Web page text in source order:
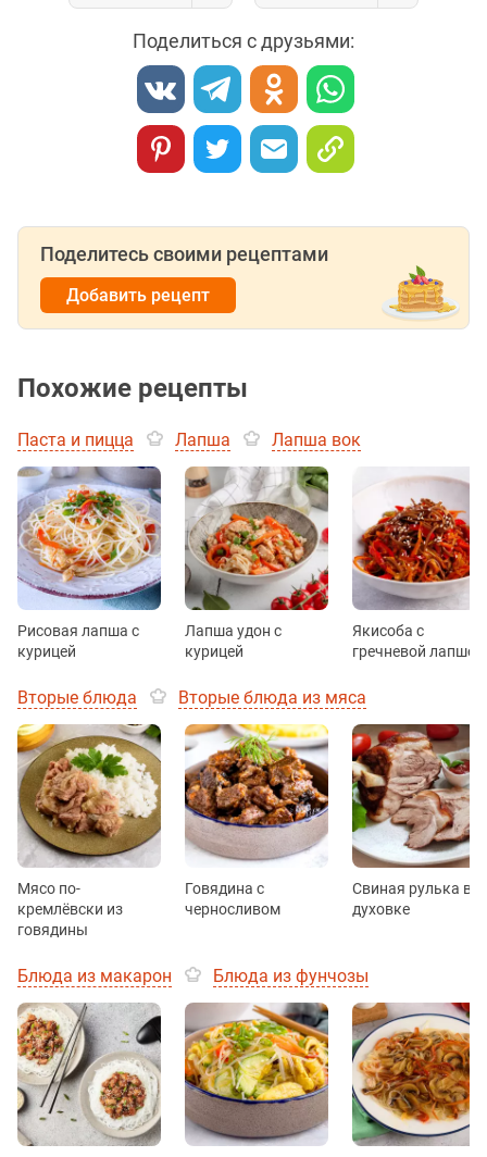
Поделиться с друзьями:
Поделитесь своими рецептами
Добавить рецепт
Похожие рецепты
Паста и пицца Лапша Лапша вок
Рисовая лапша с
курицей
Лапша удон с
курицей
Якисоба с
гречневой лапшой
Вторые блюда Вторые блюда из мяса
Мясо по-
кремлёвски из
говядины
Говядина с
черносливом
Свиная рулька в
духовке
Блюда из макарон Блюда из фунчозы